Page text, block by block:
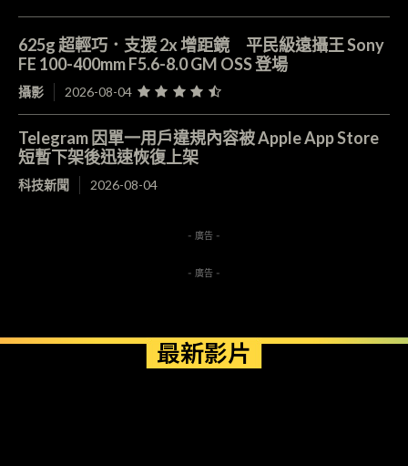
625g 超輕巧．支援 2x 增距鏡 平民級遠攝王 Sony
FE 100-400mm F5.6-8.0 GM OSS 登場
攝影 2026-08-04
Telegram 因單一用戶違規內容被 Apple App Store
短暫下架後迅速恢復上架
科技新聞 2026-08-04
- 廣告 -
- 廣告 -
最新影片